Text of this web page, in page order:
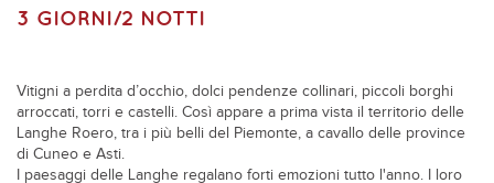
3 GIORNI/2 NOTTI
Vitigni a perdita d’occhio, dolci pendenze collinari, piccoli borghi
arroccati, torri e castelli. Così appare a prima vista il territorio delle
Langhe Roero, tra i più belli del Piemonte, a cavallo delle province
di Cuneo e Asti.
I paesaggi delle Langhe regalano forti emozioni tutto l'anno. I loro